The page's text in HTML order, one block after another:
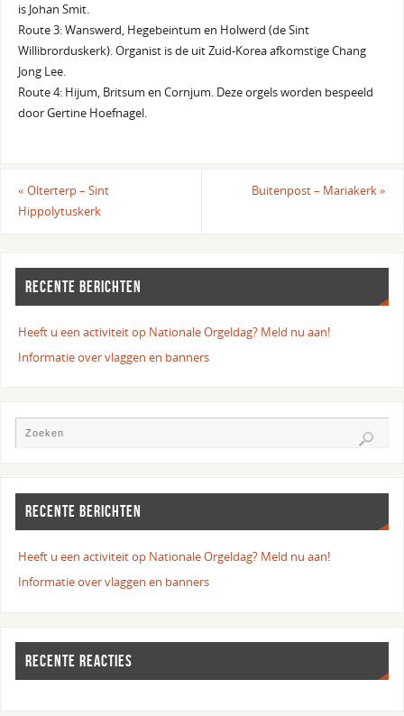
is Johan Smit.
Route 3: Wanswerd, Hegebeintum en Holwerd (de Sint
Willibrorduskerk). Organist is de uit Zuid-Korea afkomstige Chang
Jong Lee.
Route 4: Hijum, Britsum en Cornjum. Deze orgels worden bespeeld
door Gertine Hoefnagel.
« Olterterp – Sint
Hippolytuskerk
Buitenpost – Mariakerk»
RECENTE BERICHTEN
Heeft u een activiteit op Nationale Orgeldag? Meld nu aan!
Informatie over vlaggen en banners
RECENTE BERICHTEN
Heeft u een activiteit op Nationale Orgeldag? Meld nu aan!
Informatie over vlaggen en banners
RECENTE REACTIES